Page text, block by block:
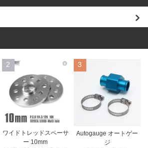
2
ワイドトレッドスペーサ
ー 10mm
3
Autogauge オートゲー
ジ